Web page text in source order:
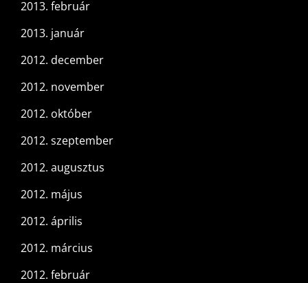
2013. február
2013. január
2012. december
2012. november
2012. október
2012. szeptember
2012. augusztus
2012. május
2012. április
2012. március
2012. február